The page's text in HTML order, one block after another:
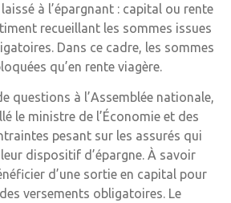
à l’épargnant : capital ou rente
recueillant les sommes issues
Dans ce cadre, les sommes
qu’en rente viagère.
questions à l’Assemblée nationale,
le ministre de l’Économie et des
pesant sur les assurés qui
dispositif d’épargne. À savoir
d’une sortie en capital pour
versements obligatoires. Le